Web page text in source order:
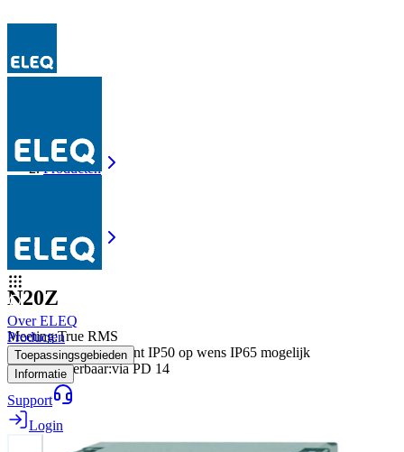
Over ELEQ
Producten
Toepassingsgebieden
Informatie
Support
Login
Producten
Producten
N20Z
N20Z
Meeting:True RMS
Beveiligingsgraad:Front IP50 op wens IP65 mogelijk
Programmeerbaar:via PD 14